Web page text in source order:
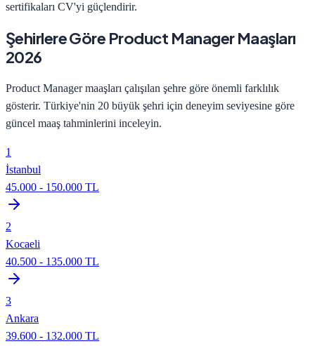
sertifikaları CV'yi güçlendirir.
Şehirlere Göre Product ManagerMaaşları
2026
Product Managermaaşları çalışılan şehre göre önemli farklılık
gösterir. Türkiye'nin 20 büyük şehri için deneyim seviyesine göre
güncel maaş tahminlerini inceleyin.
1
İstanbul
45.000 - 150.000 TL
2
Kocaeli
40.500 - 135.000 TL
3
Ankara
39.600 - 132.000 TL